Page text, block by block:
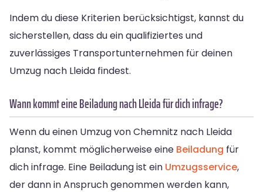
Indem du diese Kriterien berücksichtigst, kannst du
sicherstellen, dass du ein qualifiziertes und
zuverlässiges Transportunternehmen für deinen
Umzug nach Lleida findest.
Wann kommt eine Beiladung nach Lleida für dich infrage?
Wenn du einen Umzug von Chemnitz nach Lleida
planst, kommt möglicherweise eine Beiladung für
dich infrage. Eine Beiladung ist ein Umzugsservice,
der dann in Anspruch genommen werden kann,